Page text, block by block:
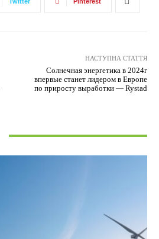
НАСТУПНА СТАТТЯ
Солнечная энергетика в 2024г
впервые станет лидером в Европе
по приросту выработки — Rystad